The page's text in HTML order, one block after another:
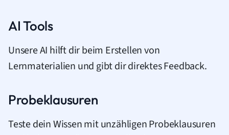
AI Tools
Unsere AI hilft dir beim Erstellen von
Lernmaterialien und gibt dir direktes Feedback.
Probeklausuren
Teste dein Wissen mit unzähligen Probeklausuren